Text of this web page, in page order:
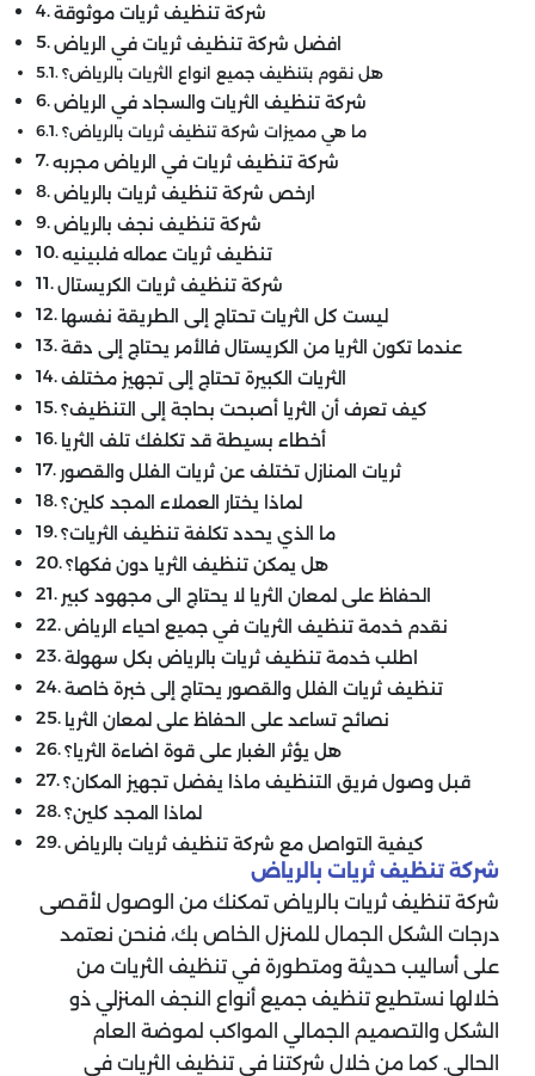
شركة تنظيف ثريات موثوقة
افضل شركة تنظيف ثريات في الرياض
هل نقوم بتنظيف جميع انواع الثريات بالرياض؟
شركة تنظيف الثريات والسجاد في الرياض
ما هي مميزات شركة تنظيف ثريات بالرياض؟
شركة تنظيف ثريات في الرياض مجربه
ارخص شركة تنظيف ثريات بالرياض
شركة تنظيف نجف بالرياض
تنظيف ثريات عماله فلبينيه
شركة تنظيف ثريات الكريستال
ليست كل الثريات تحتاج إلى الطريقة نفسها
عندما تكون الثريا من الكريستال فالأمر يحتاج إلى دقة
الثريات الكبيرة تحتاج إلى تجهيز مختلف
كيف تعرف أن الثريا أصبحت بحاجة إلى التنظيف؟
أخطاء بسيطة قد تكلفك تلف الثريا
ثريات المنازل تختلف عن ثريات الفلل والقصور
لماذا يختار العملاء المجد كلين؟
ما الذي يحدد تكلفة تنظيف الثريات؟
هل يمكن تنظيف الثريا دون فكها؟
الحفاظ على لمعان الثريا لا يحتاج الى مجهود كبير
نقدم خدمة تنظيف الثريات في جميع احياء الرياض
اطلب خدمة تنظيف ثريات بالرياض بكل سهولة
تنظيف ثريات الفلل والقصور يحتاج إلى خبرة خاصة
نصائح تساعد على الحفاظ على لمعان الثريا
هل يؤثر الغبار على قوة اضاءة الثريا؟
قبل وصول فريق التنظيف ماذا يفضل تجهيز المكان؟
لماذا المجد كلين؟
كيفية التواصل مع شركة تنظيف ثريات بالرياض
شركة تنظيف ثريات بالرياض
شركة تنظيف ثريات بالرياض تمكنك من الوصول لأقصى
درجات الشكل الجمال للمنزل الخاص بك، فنحن نعتمد
على أساليب حديثة ومتطورة في تنظيف الثريات من
خلالها نستطيع تنظيف جميع أنواع النجف المنزلي ذو
الشكل والتصميم الجمالي المواكب لموضة العام
الحالي. كما من خلال شركتنا في تنظيف الثريات في